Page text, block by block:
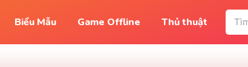
Biểu Mẫu Game Offline Thủ thuật